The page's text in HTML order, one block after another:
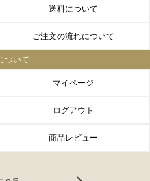
送料について
ご注文の流れについて
ついて
マイページ
ログアウト
商品レビュー